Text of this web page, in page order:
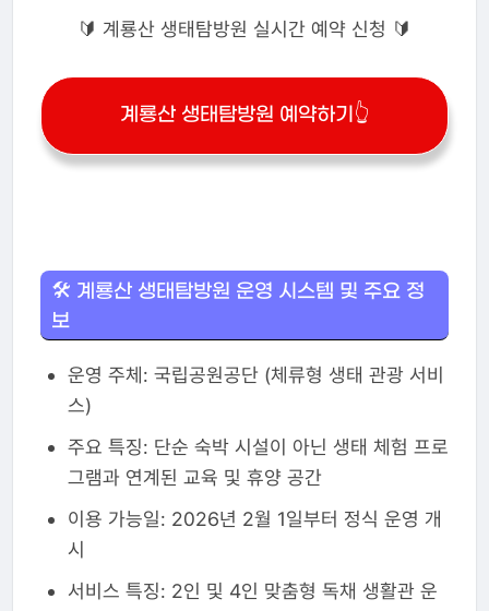
🔰 계룡산 생태탐방원 실시간 예약 신청 🔰
계룡산 생태탐방원 예약하기👆
🛠️ 계룡산 생태탐방원 운영 시스템 및 주요 정
보
운영 주체: 국립공원공단 (체류형 생태 관광 서비
스)
주요 특징: 단순 숙박 시설이 아닌 생태 체험 프로
그램과 연계된 교육 및 휴양 공간
이용 가능일: 2026년 2월 1일부터 정식 운영 개
시
서비스 특징: 2인 및 4인 맞춤형 독채 생활관 운